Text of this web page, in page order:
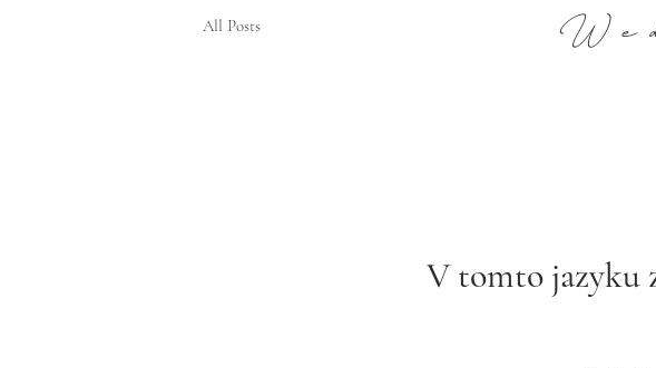
All Posts
V tomto jazyku